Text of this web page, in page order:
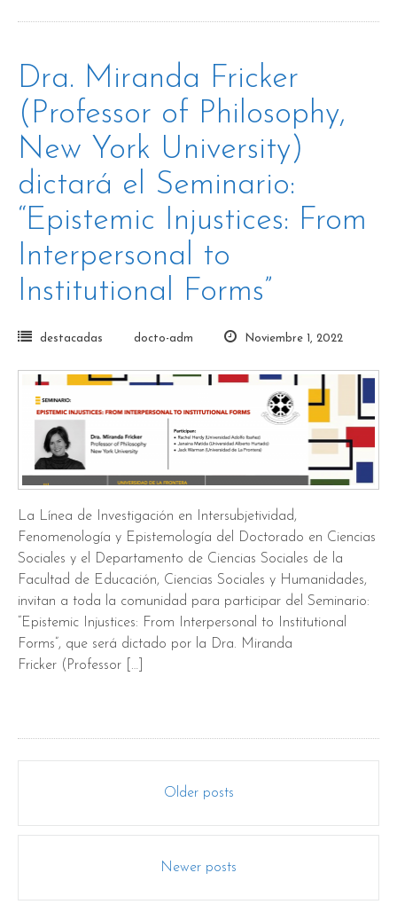
Dra. Miranda Fricker
(Professor of Philosophy,
New York University)
dictará el Seminario:
“Epistemic Injustices: From
Interpersonal to
Institutional Forms”
destacadas docto-adm Noviembre 1, 2022
La Línea de Investigación en Intersubjetividad,
Fenomenología y Epistemología del Doctorado en Ciencias
Sociales y el Departamento de Ciencias Sociales de la
Facultad de Educación, Ciencias Sociales y Humanidades,
invitan a toda la comunidad para participar del Seminario:
“Epistemic Injustices: From Interpersonal to Institutional
Forms”, que será dictado por la Dra. Miranda
Fricker (Professor […]
Older posts
Newer posts